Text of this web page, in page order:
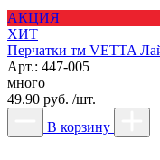
АКЦИЯ
ХИТ
Перчатки тм VETTA
Арт.: 447-005
много
49.90 руб. /шт.
В корзину